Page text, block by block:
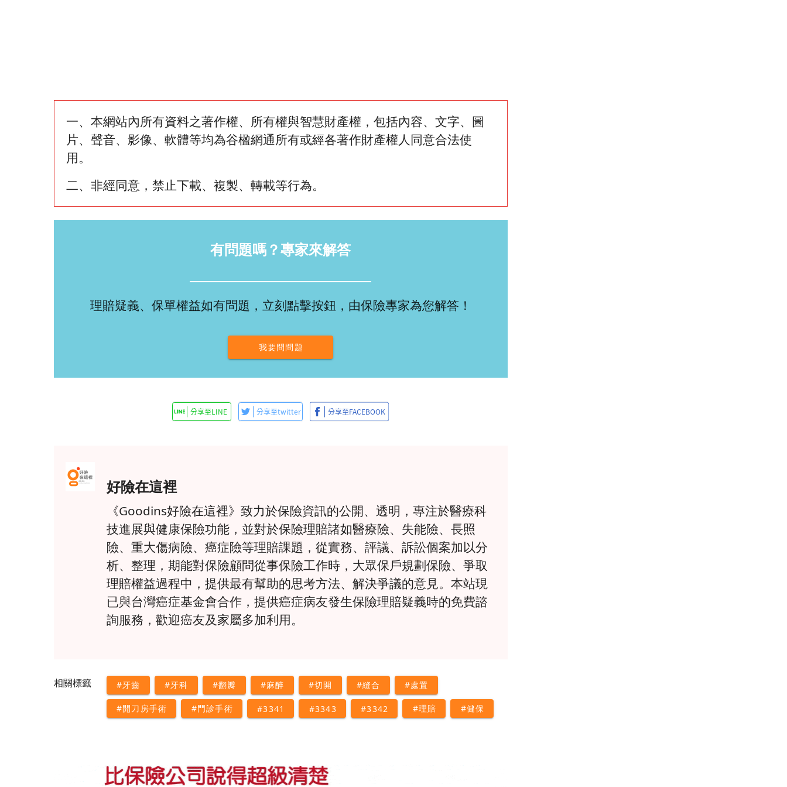
一、本網站內所有資料之著作權、所有權與智慧財產權，包括內容、文字、圖
片、聲音、影像、軟體等均為谷楹網通所有或經各著作財產權人同意合法使
用。
二、非經同意，禁止下載、複製、轉載等行為。
有問題嗎？專家來解答
理賠疑義、保單權益如有問題，立刻點擊按鈕，由保險專家為您解答！
我要問問題
好險在這裡
《Goodins好險在這裡》致力於保險資訊的公開、透明，專注於醫療科
技進展與健康保險功能，並對於保險理賠諸如醫療險、失能險、長照
險、重大傷病險、癌症險等理賠課題，從實務、評議、訴訟個案加以分
析、整理，期能對保險顧問從事保險工作時，大眾保戶規劃保險、爭取
理賠權益過程中，提供最有幫助的思考方法、解決爭議的意見。本站現
已與台灣癌症基金會合作，提供癌症病友發生保險理賠疑義時的免費諮
詢服務，歡迎癌友及家屬多加利用。
相關標籤 #牙齒 #牙科 #翻瓣 #麻醉 #切開 #縫合 #處置
#開刀房手術 #門診手術 #3341 #3343 #3342 #理賠 #健保